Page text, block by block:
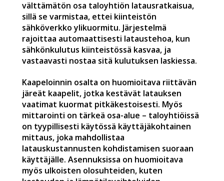
välttämätön osa taloyhtiön latausratkaisua,
sillä se varmistaa, ettei kiinteistön
sähköverkko ylikuormitu. Järjestelmä
rajoittaa automaattisesti lataustehoa, kun
sähkönkulutus kiinteistössä kasvaa, ja
vastaavasti nostaa sitä kulutuksen laskiessa.
Kaapeloinnin osalta on huomioitava riittävän
järeät kaapelit, jotka kestävät latauksen
vaatimat kuormat pitkäkestoisesti. Myös
mittarointi on tärkeä osa-alue – taloyhtiöissä
on tyypillisesti käytössä käyttäjäkohtainen
mittaus, joka mahdollistaa
latauskustannusten kohdistamisen suoraan
käyttäjälle. Asennuksissa on huomioitava
myös ulkoisten olosuhteiden, kuten